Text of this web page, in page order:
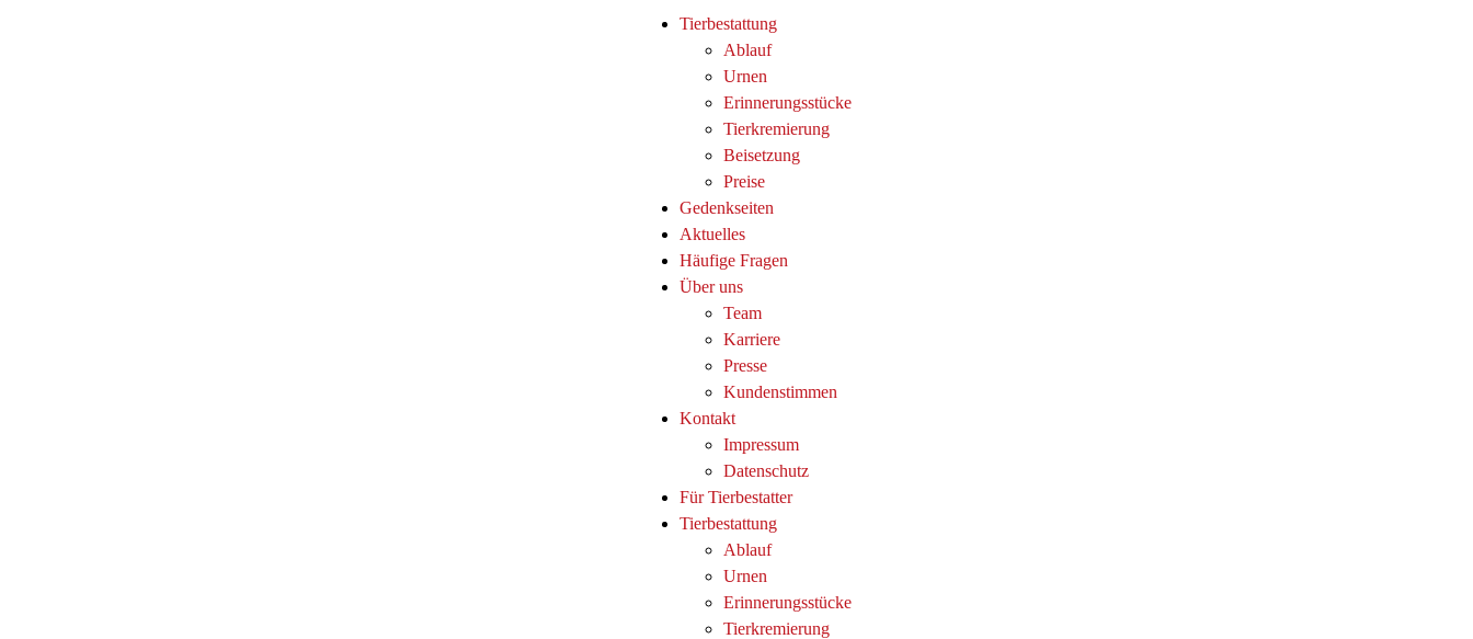
Tierbestattung
Ablauf
Urnen
Erinnerungsstücke
Tierkremierung
Beisetzung
Preise
Gedenkseiten
Aktuelles
Häufige Fragen
Über uns
Team
Karriere
Presse
Kundenstimmen
Kontakt
Impressum
Datenschutz
Für Tierbestatter
Tierbestattung
Ablauf
Urnen
Erinnerungsstücke
Tierkremierung